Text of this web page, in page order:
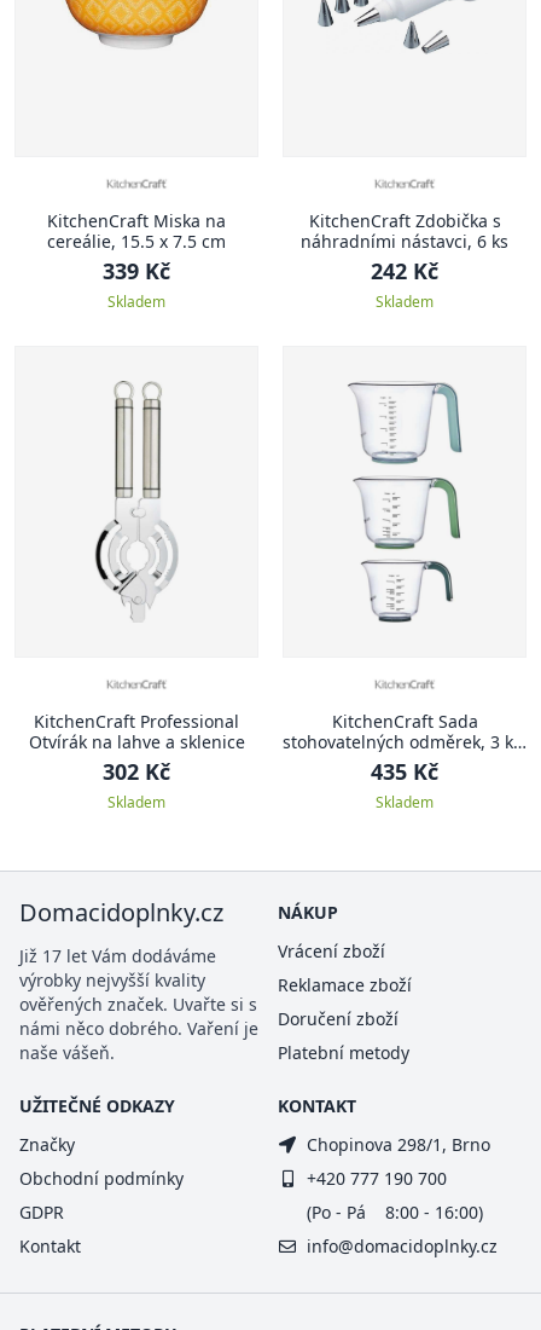
KitchenCraft Miska na
cereálie, 15.5 x 7.5 cm
339 Kč
Skladem
KitchenCraft Zdobička s
náhradními nástavci, 6 ks
242 Kč
Skladem
KitchenCraft Professional
Otvírák na lahve a sklenice
302 Kč
Skladem
KitchenCraft Sada
stohovatelných odměrek, 3 ks,
zelená
435 Kč
Skladem
Domacidoplnky.cz
Již 17 let Vám dodáváme
výrobky nejvyšší kvality
ověřených značek. Uvařte si s
námi něco dobrého. Vaření je
naše vášeň.
NÁKUP
Vrácení zboží
Reklamace zboží
Doručení zboží
Platební metody
UŽITEČNÉ ODKAZY
Značky
Obchodní podmínky
GDPR
Kontakt
KONTAKT
Chopinova 298/1, Brno
+420 777 190 700
(Po - Pá 8:00 - 16:00)
info@domacidoplnky.cz